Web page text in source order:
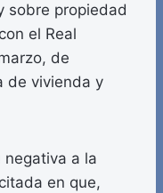
sobre propiedad
el Real
de
de vivienda y
a la
en que,